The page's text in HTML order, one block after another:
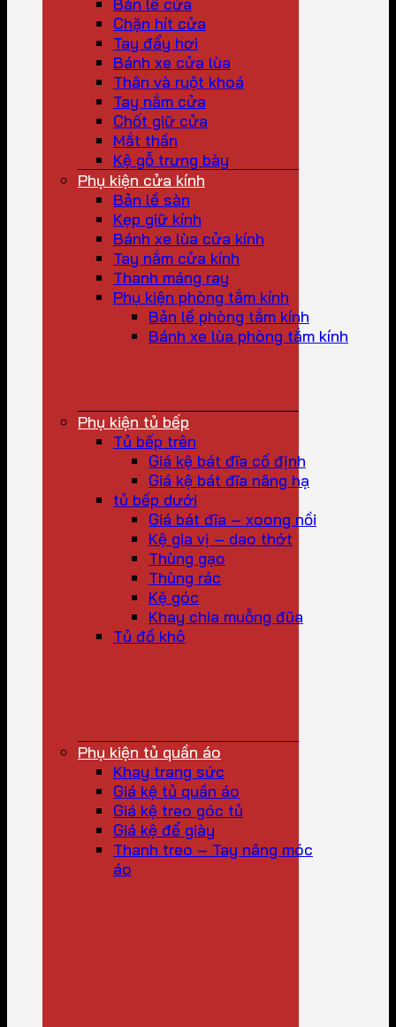
Chặn hít cửa
Tay đẩy hơi
Bánh xe cửa lùa
Thân và ruột khoá
Tay nắm cửa
Chốt giữ cửa
Mắt thần
Kệ gỗ trưng bày
Phụ kiện cửa kính
Bản lề sàn
Kẹp giữ kính
Bánh xe lùa cửa kính
Tay nắm cửa kính
Thanh máng ray
Phụ kiện phòng tắm kính
Bản lề phòng tắm kính
Bánh xe lùa phòng tắm kính
Phụ kiện tủ bếp
Tủ bếp trên
Giá kệ bát đĩa cố định
Giá kệ bát đĩa nâng hạ
tủ bếp dưới
Giá bát đĩa – xoong nồi
Kệ gia vị – dao thớt
Thùng gạo
Thùng rác
Kệ góc
Khay chia muỗng đũa
Tủ đồ khô
Phụ kiện tủ quần áo
Khay trang sức
Giá kệ tủ quần áo
Giá kệ treo góc tủ
Giá kệ để giày
Thanh treo – Tay nâng móc
áo